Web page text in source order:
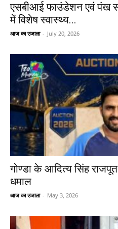
एसबीआई फाउंडेशन एवं पंख
में विशेष स्वास्थ्य...
आज का उजाला - July 20, 2026
गोण्डा के आदित्य सिंह
धमाल
आज का उजाला - May 3, 2026